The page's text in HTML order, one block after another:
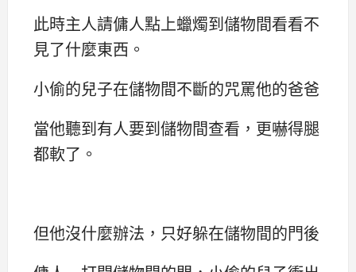
此時主人請傭人點上蠟燭到儲物間看看不
見了什麼東西。
小偷的兒子在儲物間不斷的咒罵他的爸爸
當他聽到有人要到儲物間查看，更嚇得腿
都軟了。
但他沒什麼辦法，只好躲在儲物間的門後